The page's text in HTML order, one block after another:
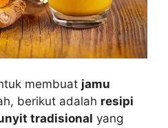
membuat jamu
berikut adalah resipi
tradisional yang